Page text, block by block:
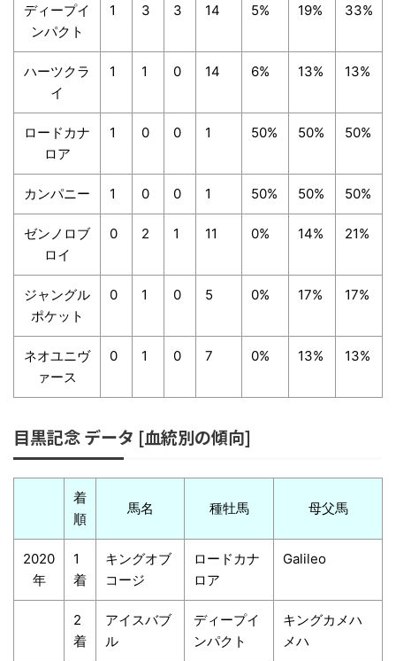
ディープイ
ンパクト
1 3 3 14 5% 19% 33%
ハーツクラ
イ
1 1 0 14 6% 13% 13%
ロードカナ
ロア
1 0 0 1 50% 50% 50%
カンパニー 1 0 0 1 50% 50% 50%
ゼンノロブ
ロイ
0 2 1 11 0% 14% 21%
ジャングル
ポケット
0 1 0 5 0% 17% 17%
ネオユニヴ
ァース
0 1 0 7 0% 13% 13%
目黒記念 データ [血統別の傾向]
着
順
馬名 種牡馬 母父馬
2020
年
1
着
キングオブ
コージ
ロードカナ
ロア
Galileo
2
着
アイスバブ
ル
ディープイ
ンパクト
キングカメハ
メハ